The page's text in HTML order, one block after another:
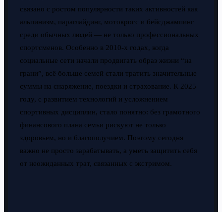
связано с ростом популярности таких активностей как
альпинизм, параглайдинг, мотокросс и бейсджампинг
среди обычных людей — не только профессиональных
спортсменов. Особенно в 2010-х годах, когда
социальные сети начали продвигать образ жизни “на
грани”, всё больше семей стали тратить значительные
суммы на снаряжение, поездки и страхование. К 2025
году, с развитием технологий и усложнением
спортивных дисциплин, стало понятно: без грамотного
финансового плана семьи рискуют не только
здоровьем, но и благополучием. Поэтому сегодня
важно не просто зарабатывать, а уметь защитить себя
от неожиданных трат, связанных с экстримом.